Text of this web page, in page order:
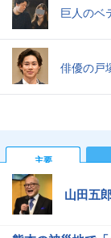
巨人のベ
俳優の戸
主要
山田五